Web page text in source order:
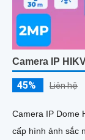
Camera IP
45% Liên hệ
Camera IP Dome
cấp hình ảnh sắc